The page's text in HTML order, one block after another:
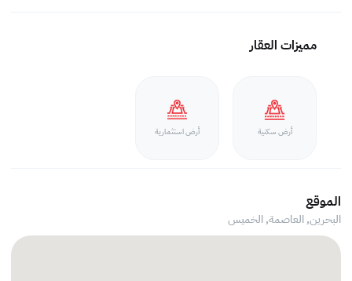
مميزات العقار
أرض سكنية أرض استثمارية
الموقع
البحرين, العاصمة,الخميس